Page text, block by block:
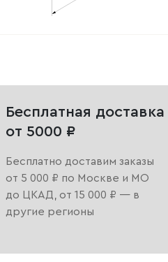
Бесплатная доставка
от 5000 ₽
Бесплатно доставим заказы
от 5 000 ₽ по Москве и МО
до ЦКАД, от 15 000 ₽ — в
другие регионы